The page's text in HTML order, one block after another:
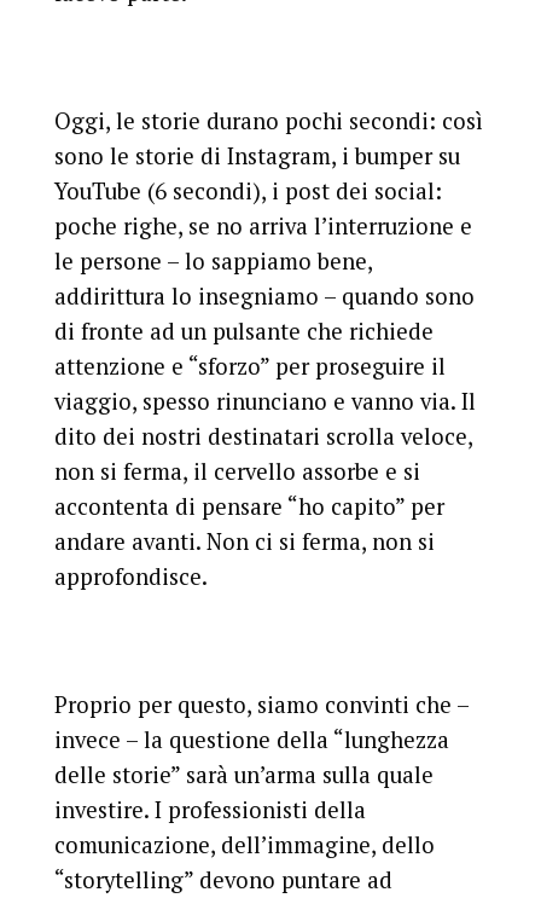
Oggi, le storie durano pochi secondi: così
sono le storie di Instagram, i bumper su
YouTube (6 secondi), i post dei social:
poche righe, se no arriva l’interruzione e
le persone – lo sappiamo bene,
addirittura lo insegniamo – quando sono
di fronte ad un pulsante che richiede
attenzione e “sforzo” per proseguire il
viaggio, spesso rinunciano e vanno via. Il
dito dei nostri destinatari scrolla veloce,
non si ferma, il cervello assorbe e si
accontenta di pensare “ho capito” per
andare avanti. Non ci si ferma, non si
approfondisce.
Proprio per questo, siamo convinti che –
invece – la questione della “lunghezza
delle storie” sarà un’arma sulla quale
investire.I professionisti della
comunicazione, dell’immagine, dello
“storytelling” devono puntare ad